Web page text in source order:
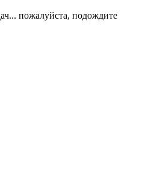
пожалуйста, подождите